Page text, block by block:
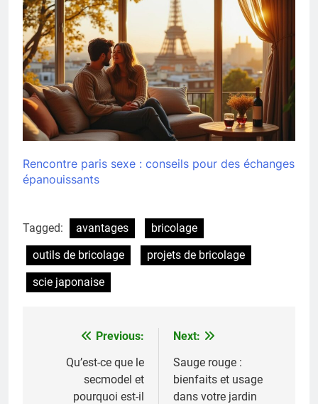
Rencontre paris sexe : conseils pour des échanges
épanouissants
Tagged: avantages
bricolage
outils de bricolage
projets de bricolage
scie japonaise
Navigation
l’article
Previous:
Qu’est-ce que le
secmodel et
pourquoi est-il
Next:
Sauge rouge :
bienfaits et usage
dans votre jardin